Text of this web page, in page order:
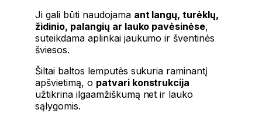
Ji gali būti naudojama ant langų, turėklų,
židinio, palangių ar lauko pavėsinėse,
suteikdama aplinkai jaukumo ir šventinės
šviesos.
Šiltai baltos lemputės sukuria raminantį
apšvietimą, o patvari konstrukcija
užtikrina ilgaamžiškumą net ir lauko
sąlygomis.